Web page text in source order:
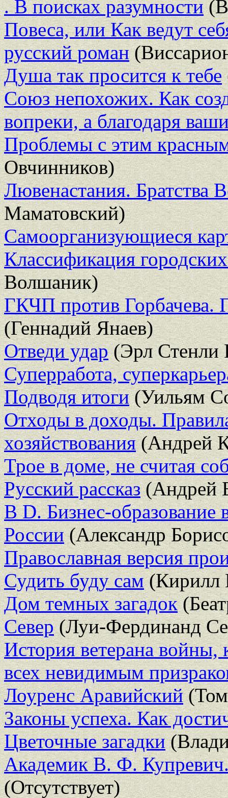
. В поисках разумности
Повеса, или Как ведут
русский роман
Душа так просится к тебе
Союз непохожих. Как
вопреки, а благодаря
Проблемы с этим
Овчинников)
Лювенастания. Братства
Маматовский)
Самоорганизующиеся
Классификация
Волшаник)
ГКЧП против Горбачева.
(Геннадий Янаев)
Отведи удар(Эрл Стенли
Суперработа,
Подводя итоги(Уильям
Отходы в доходы.
хозяйствования(Андрей
Трое в доме, не считая
Русский рассказ(Андрей
B D. Бизнес-образование
России(Александр
Православная версия
Судить буду сам(Кирилл
Дом темных загадок
Север(Луи-Фердинанд
История ветерана
всех невидимым
Лоуренс Аравийский
Законы успеха. Как
Цветочные загадки
Академик В. Ф.
(Отсутствует)